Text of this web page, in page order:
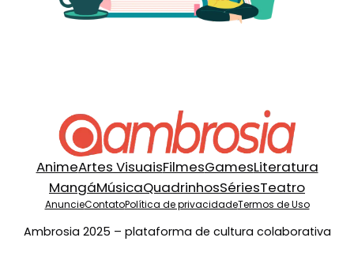
AnimeArtes VisuaisFilmesGamesLiteratura
MangáMúsicaQuadrinhosSériesTeatro
AnuncieContatoPolítica de privacidadeTermos de Uso
Ambrosia 2025 – plataforma de cultura colaborativa